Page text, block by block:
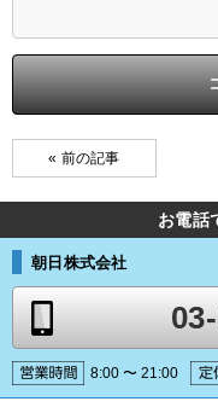
« 前の記事
お電話
朝日株式会社
8:00 〜 21:00